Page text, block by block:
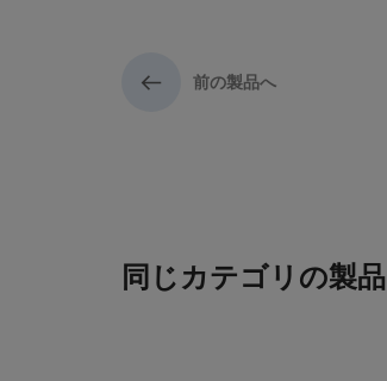
前の製品へ
同じカテゴリの製品